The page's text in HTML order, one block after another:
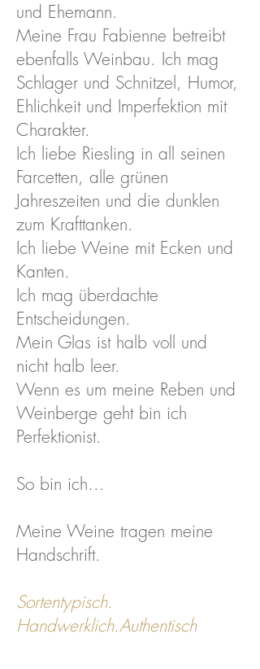
und Ehemann.
Meine Frau Fabienne betreibt
ebenfalls Weinbau. Ich mag
Schlager und Schnitzel, Humor,
Ehlichkeit und Imperfektion mit
Charakter.
Ich liebe Riesling in all seinen
Farcetten, alle grünen
Jahreszeiten und die dunklen
zum Krafttanken.
Ich liebe Weine mit Ecken und
Kanten.
Ich mag überdachte
Entscheidungen.
Mein Glas ist halb voll und
nicht halb leer.
Wenn es um meine Reben und
Weinberge geht bin ich
Perfektionist.
So bin ich...
Meine Weine tragen meine
Handschrift.
Sortentypisch.
Handwerklich.Authentisch